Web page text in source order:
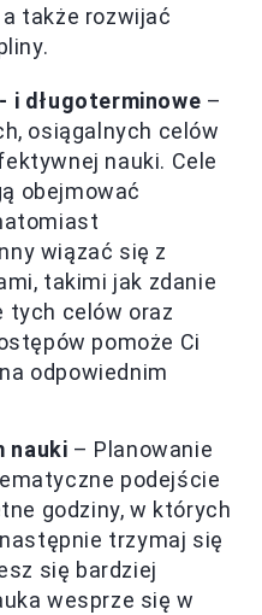
a także rozwijać
i długoterminowe –
osiągalnych celów
nauki. Cele
obejmować
wiązać się z
takimi jak zdanie
tych celów oraz
pomoże Ci
odpowiednim
nauki – Planowanie
podejście
godziny, w których
trzymaj się
się bardziej
wesprze się w